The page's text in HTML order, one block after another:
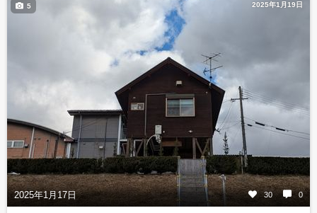
2025年1月19日
2025年1月17日 30 0
5